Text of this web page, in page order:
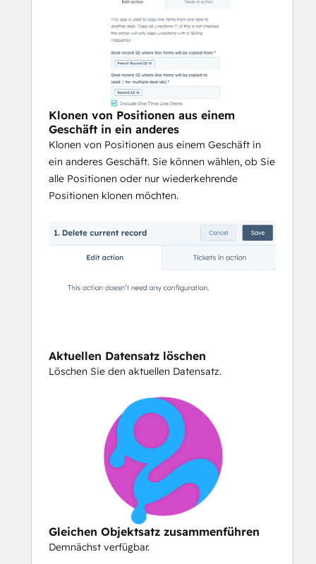
müssen Sie sich nicht bei einem anderen
System anmelden, um Ihre
Zuordnungsaktionen zu verwalten.
Wenn Sie sich für Integration Glue
registrieren, erhalten Sie Zugriff auf eine
ganze Reihe von HubSpot-Workflow- und
Datenproduktivitätsaktionen, wie z. B.
Aktionen zum Zuordnen von Datensätzen,
Abrufen von
Benutzer-/Eigentümerinformationen und
Hinzufügen zu einer Eigenschaft oder
Die Preise für Integration Glue basieren auf
der Nutzung, d.h. Sie können alle unsere
Anwendungen zusammen unter einer
einzigen Lizenz nutzen und es wird Ihnen
Integration Glue speichert keine Daten,
wenn Sie diese App verwenden; sie liest
HubSpot-Portal aus.
Klonen von Positionen aus einem
Geschäft in ein anderes
Klonen von Positionen aus einem Geschäft in
ein anderes Geschäft. Sie können wählen, ob Sie
alle Positionen oder nur wiederkehrende
Positionen klonen möchten.
Aktuellen Datensatz löschen
Löschen Sie den aktuellen Datensatz.
Gleichen Objektsatz zusammenführen
Demnächst verfügbar.